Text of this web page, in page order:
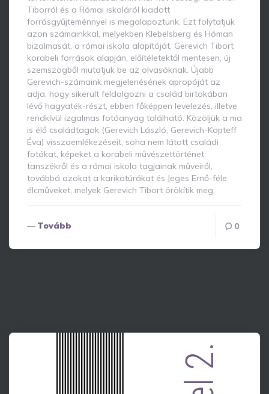
Tiborról és a Római iskoláról kiadott
forrásgyűjteménnyel is megalapoztunk. Ezt folytatjuk
azon számainkkal, melyekben Klebelsberg és Hóman
bizalmasát, a római iskola alapítóját, Gerevich Tibort
korabeli források alapján, előítéletektől mentesen, új
szemszögből mutatjuk be az olvasóknak. Újabb
Gerevich-számaink megjelenésének apropóját az
adja, hogy sikerült feldolgozni a család birtokában
lévő hagyaték-részt, ebben főképpen levelezés, illetve
rendkívül izgalmas fotóanyag található. Közöljük a ma
is élő családtagok (Gerevich László, Gerevich-Kopteff
Éva) visszaemlékezéseit, soha nem látott családi
fotókat, képeket a korabeli művészettörténet
tanszékről és a római iskola tagjainak műveiről,
továbbá azokat a karikatúrákat és Jeges Ernő-féle
élcműveket, melyek Gerevich Tibort örökítik meg.
Tovább 0